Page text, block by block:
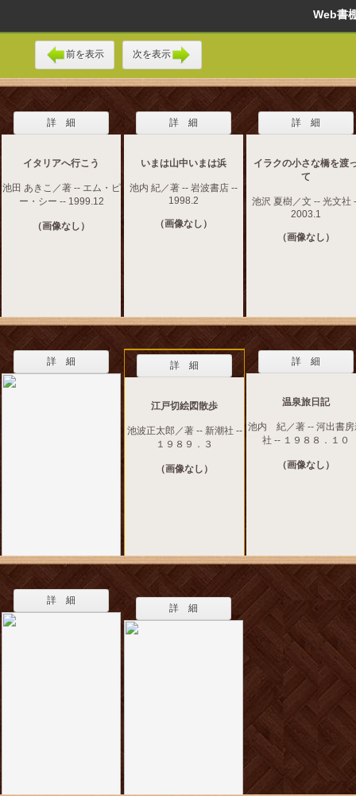
Web
前を表示 次を表示
詳 細
イタリアへ行こう
池田 あきこ／著 -- エム・ピ
ー・シー -- 1999.12
（画像なし）
詳 細
いまは山中いまは浜
池内 紀／著 -- 岩波書店 --
1998.2
（画像なし）
詳 細
イラクの小さな橋を渡
て
池沢 夏樹／文 -- 光文社
2003.1
（画像なし）
詳 細 詳 細
江戸切絵図散歩
池波正太郎／著 -- 新潮社 --
１９８９．３
（画像なし）
詳 細
温泉旅日記
池内 紀／著 -- 河出書房
社 -- １９８８．１０
（画像なし）
詳 細
詳 細